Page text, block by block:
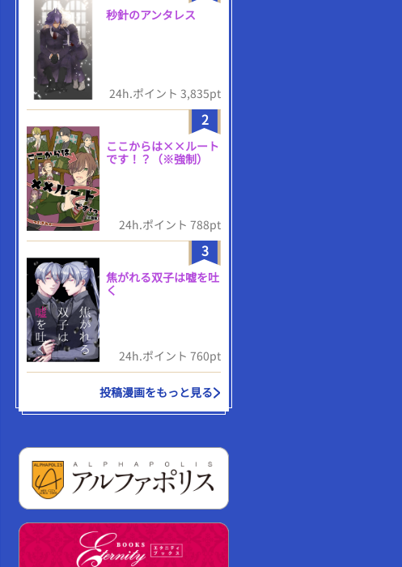
秒針のアンタレス
24h.ポイント 3,835pt
2
ここからは××ルート
です！？（※強制）
24h.ポイント 788pt
3
焦がれる双子は嘘を吐
く
24h.ポイント 760pt
投稿漫画をもっと見る